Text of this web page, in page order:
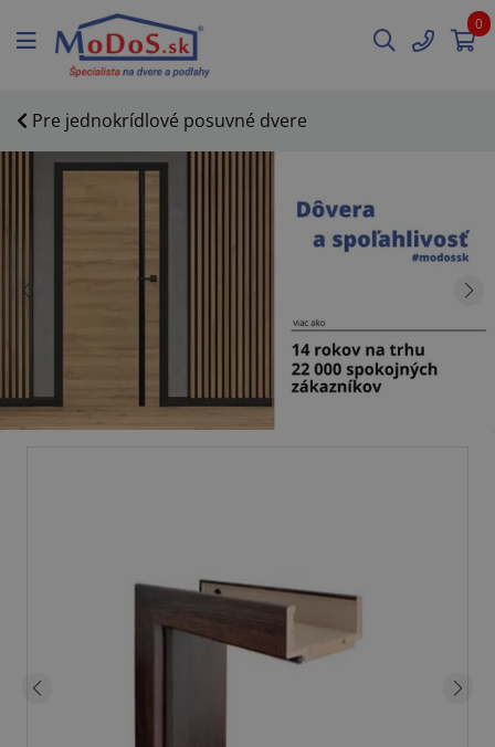
0
Pre jednokrídlové posuvné dvere